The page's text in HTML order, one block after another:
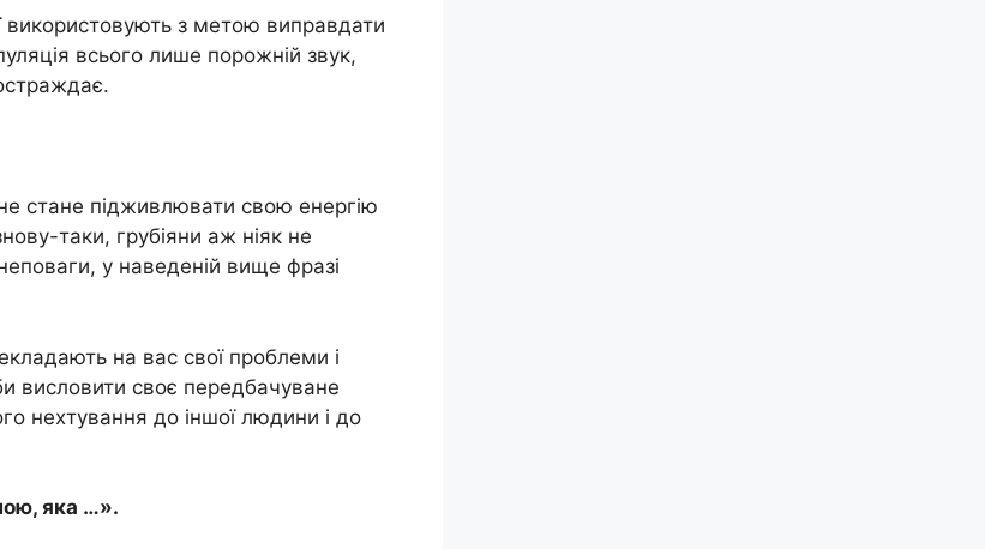
використовують з метою виправдати
всього лише порожній звук,
стане підживлювати свою енергію
таки, грубіяни аж ніяк не
у наведеній вище фразі
на вас свої проблеми і
висловити своє передбачуване
нехтування до іншої людини і до
яка …».